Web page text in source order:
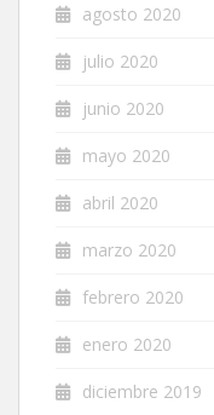
agosto 2020
julio 2020
junio 2020
mayo 2020
abril 2020
marzo 2020
febrero 2020
enero 2020
diciembre 2019